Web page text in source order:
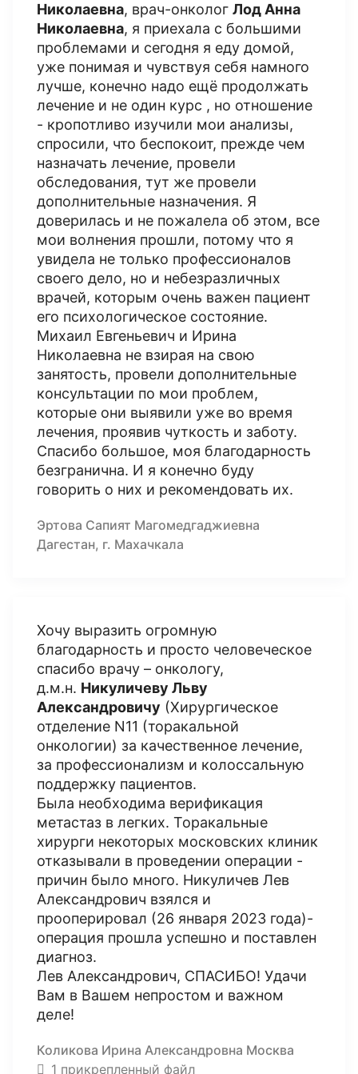
Николаевна, врач-онколог Лод Анна
Николаевна, я приехала с большими
проблемами и сегодня я еду домой,
уже понимая и чувствуя себя намного
лучше, конечно надо ещё продолжать
лечение и не один курс , но отношение
- кропотливо изучили мои анализы,
спросили, что беспокоит, прежде чем
назначать лечение, провели
обследования, тут же провели
дополнительные назначения. Я
доверилась и не пожалела об этом, все
мои волнения прошли, потому что я
увидела не только профессионалов
своего дело, но и небезразличных
врачей, которым очень важен пациент
его психологическое состояние.
Михаил Евгеньевич и Ирина
Николаевна не взирая на свою
занятость, провели дополнительные
консультации по мои проблем,
которые они выявили уже во время
лечения, проявив чуткость и заботу.
Спасибо большое, моя благодарность
безгранична. И я конечно буду
говорить о них и рекомендовать их.
Эртова Сапият Магомедгаджиевна
Дагестан, г. Махачкала
Хочу выразить огромную
благодарность и просто человеческое
спасибо врачу – онкологу,
д.м.н. Никуличеву Льву
Александровичу (Хирургическое
отделение N11 (торакальной
онкологии) за качественное лечение,
за профессионализм и колоссальную
поддержку пациентов.
Была необходима верификация
метастаз в легких. Торакальные
хирурги некоторых московских клиник
отказывали в проведении операции -
причин было много. Никуличев Лев
Александрович взялся и
прооперировал (26 января 2023 года)-
операция прошла успешно и поставлен
диагноз.
Лев Александрович, СПАСИБО! Удачи
Вам в Вашем непростом и важном
деле!
Коликова Ирина Александровна Москва
1 прикрепленный файл